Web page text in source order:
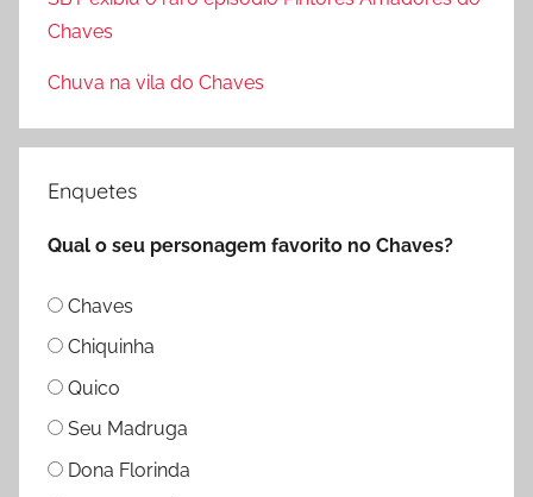
:Chaves
Chuva na vila do Chaves
Enquetes
Qual o seu personagem favorito no Chaves?
Chaves
Chiquinha
Quico
Seu Madruga
Dona Florinda